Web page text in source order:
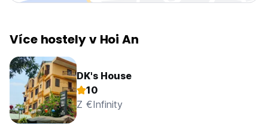
Více hostely v Hoi An
DK's House
10
Z €Infinity